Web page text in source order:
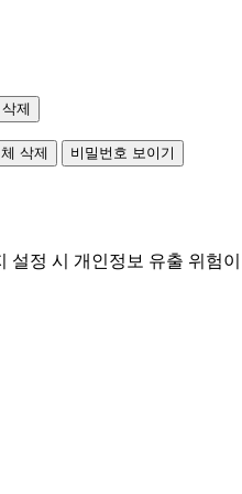
제
삭제 비밀번호 보이기
설정 시 개인정보 유출 위험